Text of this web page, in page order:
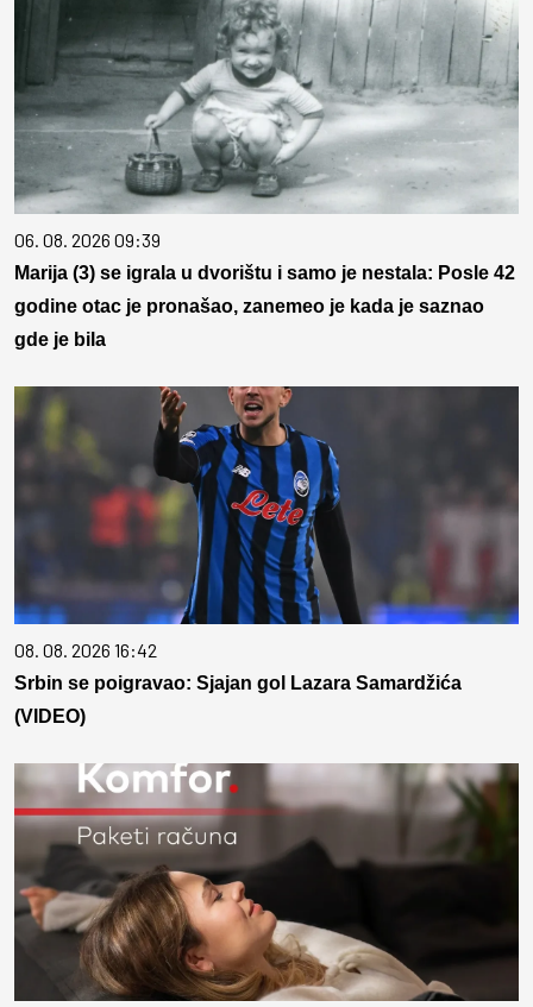
06. 08. 2026 09:39
Marija (3) se igrala u dvorištu i samo je nestala: Posle 42
godine otac je pronašao, zanemeo je kada je saznao
gde je bila
08. 08. 2026 16:42
Srbin se poigravao: Sjajan gol Lazara Samardžića
(VIDEO)